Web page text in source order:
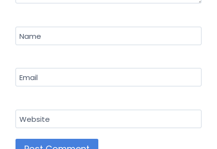
Name
Email
Website